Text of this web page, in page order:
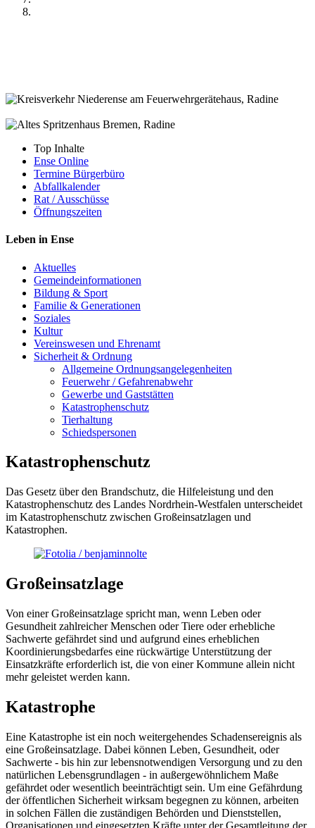
Top Inhalte
Ense Online
Termine Bürgerbüro
Abfallkalender
Rat / Ausschüsse
Öffnungszeiten
Leben in Ense
Aktuelles
Gemeinde­informationen
Bildung & Sport
Familie & Generationen
Soziales
Kultur
Vereinswesen und Ehrenamt
Sicherheit & Ordnung
Allgemeine Ordnungsangelegenheiten
Feuerwehr / Gefahrenabwehr
Gewerbe und Gaststätten
Katastrophenschutz
Tierhaltung
Schiedspersonen
Katastrophenschutz
Das Gesetz über den Brandschutz, die Hilfeleistung und den
Katastrophenschutz des Landes Nordrhein-Westfalen unterscheidet
im Katastrophenschutz zwischen Großeinsatzlagen und
Katastrophen.
Großeinsatzlage
Von einer Großeinsatzlage spricht man, wenn Leben oder
Gesundheit zahlreicher Menschen oder Tiere oder erhebliche
Sachwerte gefährdet sind und aufgrund eines erheblichen
Koordinierungsbedarfes eine rückwärtige Unterstützung der
Einsatzkräfte erforderlich ist, die von einer Kommune allein nicht
mehr geleistet werden kann.
Katastrophe
Eine Katastrophe ist ein noch weitergehendes Schadensereignis als
eine Großeinsatzlage. Dabei können Leben, Gesundheit, oder
Sachwerte - bis hin zur lebensnotwendigen Versorgung und zu den
natürlichen Lebensgrundlagen - in außergewöhnlichem Maße
gefährdet oder wesentlich beeinträchtigt sein. Um eine Gefährdung
der öffentlichen Sicherheit wirksam begegnen zu können, arbeiten
in solchen Fällen die zuständigen Behörden und Dienststellen,
Organisationen und eingesetzten Kräfte unter der Gesamtleitung der